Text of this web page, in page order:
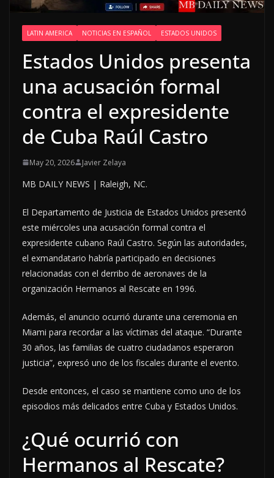
LATIN AMERICA NOTICIAS EN ESPAÑOL ESTADOS UNIDOS
Estados Unidos presenta
una acusación formal
contra el expresidente
de Cuba Raúl Castro
May 20, 2026 Javier Zelaya
MB DAILY NEWS | Raleigh, NC.
El Departamento de Justicia de Estados Unidos presentó
este miércoles una acusación formal contra el
expresidente cubano Raúl Castro. Según las autoridades,
el exmandatario habría participado en decisiones
relacionadas con el derribo de aeronaves de la
organización Hermanos al Rescate en 1996.
Además, el anuncio ocurrió durante una ceremonia en
Miami para recordar a las víctimas del ataque. “Durante
30 años, las familias de cuatro ciudadanos esperaron
justicia”, expresó uno de los fiscales durante el evento.
Desde entonces, el caso se mantiene como uno de los
episodios más delicados entre Cuba y Estados Unidos.
¿Qué ocurrió con
Hermanos al Rescate?